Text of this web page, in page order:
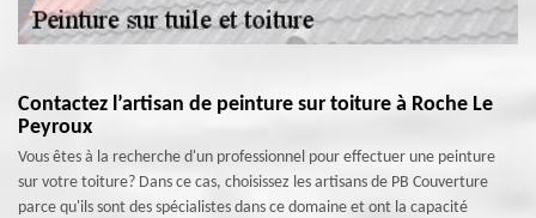
Contactez l’artisan de peinture sur toiture à Roche Le
Peyroux
Vous êtes à la recherche d'un professionnel pour effectuer une peinture
sur votre toiture? Dans ce cas, choisissez les artisans de PB Couverture
parce qu'ils sont des spécialistes dans ce domaine et ont la capacité